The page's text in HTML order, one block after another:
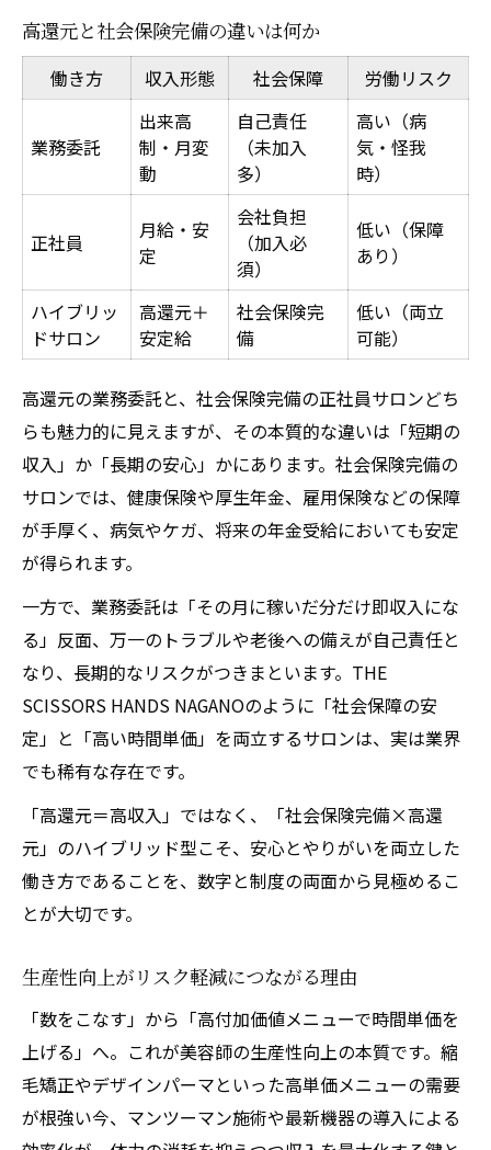
高還元と社会保険完備の違いは何か
働き方 収入形態 社会保障 労働リスク
業務委託
出来高
制・月変
動
自己責任
（未加入
多）
高い（病
気・怪我
時）
正社員
月給・安
定
会社負担
（加入必
須）
低い（保障
あり）
ハイブリッ
ドサロン
高還元＋
安定給
社会保険完
備
低い（両立
可能）
高還元の業務委託と、社会保険完備の正社員サロン――どち
らも魅力的に見えますが、その本質的な違いは「短期の
収入」か「長期の安心」かにあります。社会保険完備の
サロンでは、健康保険や厚生年金、雇用保険などの保障
が手厚く、病気やケガ、将来の年金受給においても安定
が得られます。
一方で、業務委託は「その月に稼いだ分だけ即収入にな
る」反面、万一のトラブルや老後への備えが自己責任と
なり、長期的なリスクがつきまといます。THE
SCISSORS HANDS NAGANOのように「社会保障の安
定」と「高い時間単価」を両立するサロンは、実は業界
でも稀有な存在です。
「高還元＝高収入」ではなく、「社会保険完備×高還
元」のハイブリッド型こそ、安心とやりがいを両立した
働き方であることを、数字と制度の両面から見極めるこ
とが大切です。
生産性向上がリスク軽減につながる理由
「数をこなす」から「高付加価値メニューで時間単価を
上げる」へ。これが美容師の生産性向上の本質です。縮
毛矯正やデザインパーマといった高単価メニューの需要
が根強い今、マンツーマン施術や最新機器の導入による